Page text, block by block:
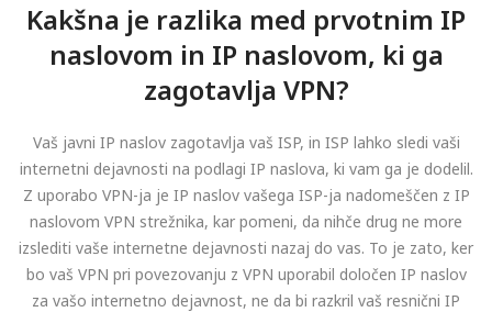
Kakšna je razlika med prvotnim IP
naslovom in IP naslovom, ki ga
zagotavlja VPN?
Vaš javni IP naslov zagotavlja vaš ISP, in ISP lahko sledi vaši
internetni dejavnosti na podlagi IP naslova, ki vam ga je dodelil.
Z uporabo VPN-ja je IP naslov vašega ISP-ja nadomeščen z IP
naslovom VPN strežnika, kar pomeni, da nihče drug ne more
izslediti vaše internetne dejavnosti nazaj do vas. To je zato, ker
bo vaš VPN pri povezovanju z VPN uporabil določen IP naslov
za vašo internetno dejavnost, ne da bi razkril vaš resnični IP